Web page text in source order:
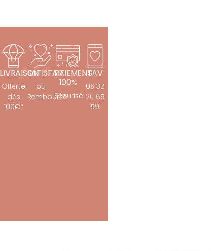
LIVRAISON
Offerte
dès
100€*
SATISFAIT
ou
Remboursé
PAIEMENT
100%
Sécurisé
SAV
06 32
20 65
59